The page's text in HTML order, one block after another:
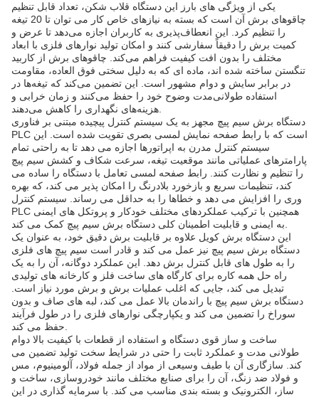
یکی از ویژگی های بارز این دستگاه قلاب شکن، تعداد قابل تنظیم
چاقوهای برش آن است که بسته به نیازهای خاص کار می توان تا 20 تیغه
را تنظیم کرد. این انعطاف‌پذیری به کاربران اجازه می‌دهد تا عرض و
کمیت برش را دقیقاً سفارشی کنند و امکان تولید نوارهای فلزی با ابعاد
مختلف را بدون افت کیفیت فراهم می‌کند. چاقوهای برش از کاربید
تنگستن ساخته شده اند، ماده ای که به دلیل سختی فوق العاده، مقاومت
در برابر سایش و دوام مشهور است. این تضمین می‌کند که تیغه‌ها در
استفاده طولانی‌مدت وضوح خود را حفظ می‌کنند و زمان خرابی و
دستگاه برش سیم پیچ مجهز به یک سیستم کنترل پیچیده مبتنی بر فناوری
PLC است که با رابط صفحه نمایش لمسی بصری تقویت شده است. این
سیستم کنترل مدرن به اپراتورها اجازه می دهد تا به راحتی تمام
پارامترهای عملیاتی مانند موقعیت تیغه، سرعت شکاف و کشش سیم پیچ
را تنظیم و نظارت کنند. رابط صفحه لمسی تعامل با دستگاه را ساده می
کند، تنظیمات سریع و بازخورد بلادرنگ را امکان پذیر می کند، که بهره
وری را افزایش می دهد و خطاها را به حداقل می رساند. سیستم کنترل
PLC همچنین با ترکیب عملکردهای مختلف خودکار و پروتکل های ایمنی
این دستگاه برش کویل علاوه بر قابلیت برش دقیق خود، به عنوان یک
دستگاه برش سیم پیچ نیز عمل می کند و قادر است سیم پیچ های فلزی
را به طول های قابل کنترل برش دهد. این عملکرد دوگانه، آن را به یک
راه حل همه کاره برای کارگاه های ساخت فلز و کارخانه های تولیدی
تبدیل می کند، جایی که اغلب عملیات برش و برش مورد نیاز است.
دستگاه برش سیم پیچ با راندمان بالا عمل می کند، لبه های صاف و بدون
سوراخ را تضمین می کند و یکپارچگی نوارهای فلزی را در طول فرآیند
ساخت و ساز قوی دستگاه و استفاده از قطعات با کیفیت بالا دوام
طولانی مدت و عملکرد ثابت را حتی در شرایط سخت تولید تضمین می
کند. سازگاری آن با طیف وسیعی از مواد از جمله فولاد، آلومینیوم، مس
و فولاد ضد زنگ، آن را برای صنایع مختلف مانند خودروسازی، ساخت و
ساز، الکترونیک و بسته بندی مناسب می کند. با سرمایه گذاری در این